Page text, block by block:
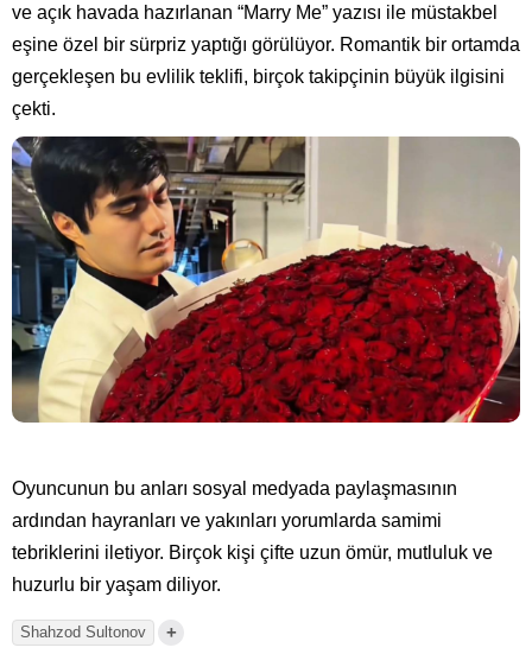
ve açık havada hazırlanan “Marry Me” yazısı ile müstakbel
eşine özel bir sürpriz yaptığı görülüyor. Romantik bir ortamda
gerçekleşen bu evlilik teklifi, birçok takipçinin büyük ilgisini
çekti.
Oyuncunun bu anları sosyal medyada paylaşmasının
ardından hayranları ve yakınları yorumlarda samimi
tebriklerini iletiyor. Birçok kişi çifte uzun ömür, mutluluk ve
huzurlu bir yaşam diliyor.
Shahzod Sultonov +